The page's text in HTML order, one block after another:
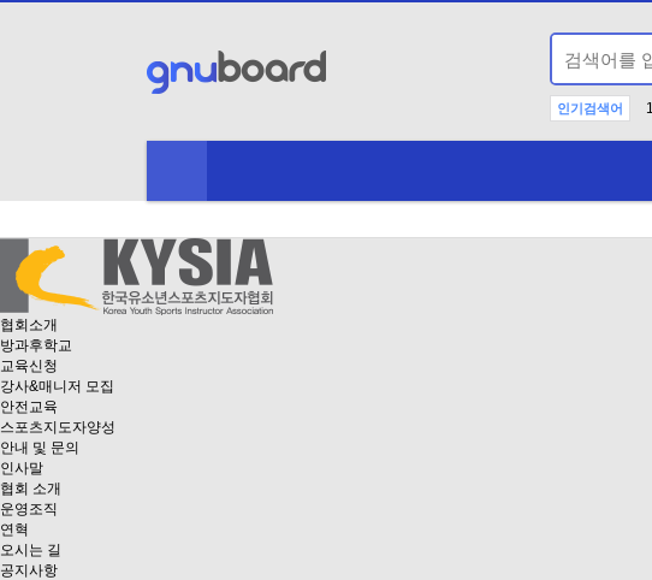
인기검색어 1
협회소개
방과후학교
교육신청
강사&매니저 모집
안전교육
스포츠지도자양성
안내 및 문의
인사말
협회 소개
운영조직
연혁
오시는 길
공지사항